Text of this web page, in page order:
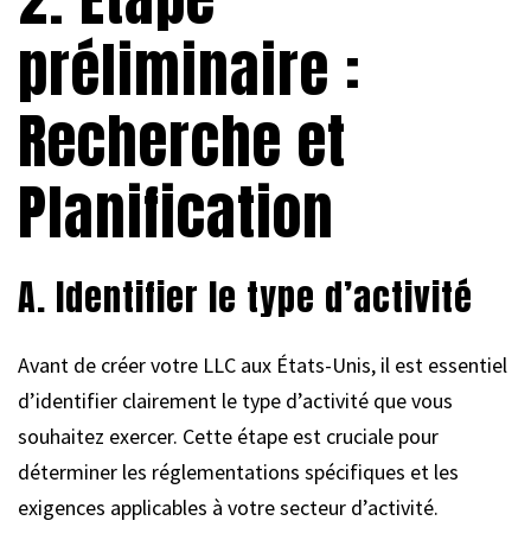
préliminaire :
Recherche et
Planification
A. Identifier le type d’activité
Avant de créer votre LLC aux États-Unis, il est essentiel
d’identifier clairement le type d’activité que vous
souhaitez exercer. Cette étape est cruciale pour
déterminer les réglementations spécifiques et les
exigences applicables à votre secteur d’activité.